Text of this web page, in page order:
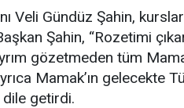
Veli Gündüz Şahin,
Şahin, “Rozetimi
gözetmeden tüm
Mamak’ın gelecekte
dile getirdi.